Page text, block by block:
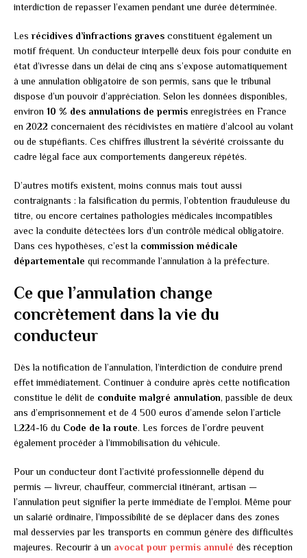
interdiction de repasser l’examen pendant une durée déterminée.
Les récidives d’infractions graves constituent également un
motif fréquent. Un conducteur interpellé deux fois pour conduite en
état d’ivresse dans un délai de cinq ans s’expose automatiquement
à une annulation obligatoire de son permis, sans que le tribunal
dispose d’un pouvoir d’appréciation. Selon les données disponibles,
environ 10 % des annulations de permis enregistrées en France
en 2022 concernaient des récidivistes en matière d’alcool au volant
ou de stupéfiants. Ces chiffres illustrent la sévérité croissante du
cadre légal face aux comportements dangereux répétés.
D’autres motifs existent, moins connus mais tout aussi
contraignants : la falsification du permis, l’obtention frauduleuse du
titre, ou encore certaines pathologies médicales incompatibles
avec la conduite détectées lors d’un contrôle médical obligatoire.
Dans ces hypothèses, c’est la commission médicale
départementale qui recommande l’annulation à la préfecture.
Ce que l’annulation change
concrètement dans la vie du
conducteur
Dès la notification de l’annulation, l’interdiction de conduire prend
effet immédiatement. Continuer à conduire après cette notification
constitue le délit de conduite malgré annulation, passible de deux
ans d’emprisonnement et de 4 500 euros d’amende selon l’article
L224-16 du Code de la route. Les forces de l’ordre peuvent
également procéder à l’immobilisation du véhicule.
Pour un conducteur dont l’activité professionnelle dépend du
permis — livreur, chauffeur, commercial itinérant, artisan —
l’annulation peut signifier la perte immédiate de l’emploi. Même pour
un salarié ordinaire, l’impossibilité de se déplacer dans des zones
mal desservies par les transports en commun génère des difficultés
majeures. Recourir à un avocat pour permis annulé dès réception